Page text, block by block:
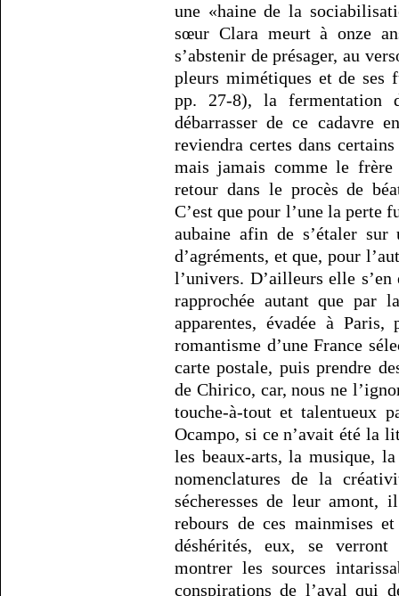
une «haine de la
sœur Clara meurt à onze
s’abstenir de présager, au
pleurs mimétiques et de ses
pp. 27-8), la fermentation
débarrasser de ce cadavre
reviendra certes dans
mais jamais comme le frère
retour dans le procès de
C’est que pour l’une la perte
aubaine afin de s’étaler
d’agréments, et que, pour
l’univers. D’ailleurs elle
rapprochée autant que par
apparentes, évadée à
romantisme d’une France
carte postale, puis prendre
de Chirico, car, nous ne
touche-à-tout et talentueux
Ocampo, si ce n’avait été la
les beaux-arts, la musique,
nomenclatures de la
sécheresses de leur
rebours de ces mainmises
déshérités, eux, se verront
montrer les sources
conspirations de l’aval qui